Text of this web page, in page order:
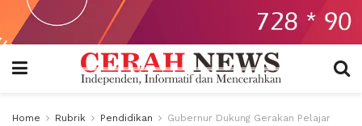
Home Rubrik Pendidikan
Gubernur Dukung Gerakan Pelajar